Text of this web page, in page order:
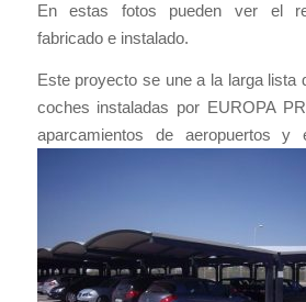
En estas fotos pueden ver el
fabricado e instalado.
Este proyecto se une a la larga lista
coches instaladas por EUROPA
aparcamientos de aeropuertos y